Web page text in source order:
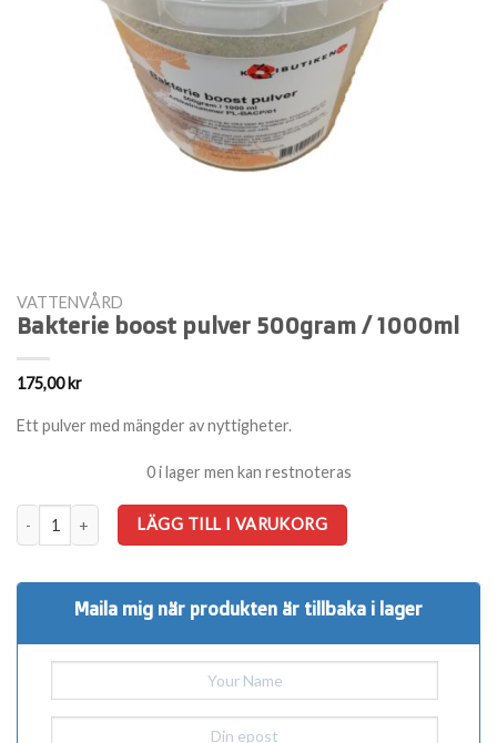
VATTENVÅRD
Bakterie boost pulver 500gram / 1000ml
175,00kr
Ett pulver med mängder av nyttigheter.
0 i lager men kan restnoteras
Bakterie boost pulver 500gram / 1000ml mängd
LÄGG TILL I VARUKORG
Maila mig när produkten är tillbaka i lager